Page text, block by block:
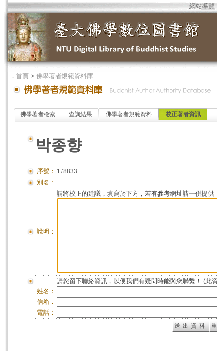
網站導覽
． 首頁 > 佛學著者規範資料庫
佛學著者檢索 查詢結果 佛學著者規範資料 校正著者資訊
박종향
序號： 178833
別名：
說明：
請將校正的建議，填寫於下方，若有參考網址請一併提供
請您留下聯絡資訊，以便我們有疑問時能與您聯繫！ (此
姓名：
信箱：
電話：